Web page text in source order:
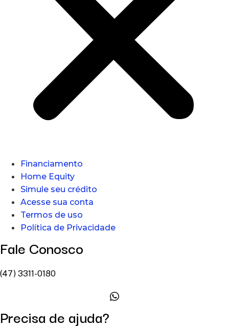
Financiamento
Home Equity
Simule seu crédito
Acesse sua conta
Termos de uso
Política de Privacidade
Fale Conosco
(47) 3311-0180
Precisa de ajuda?